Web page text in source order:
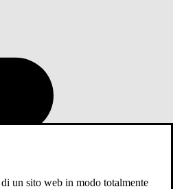
un sito web in modo totalmente